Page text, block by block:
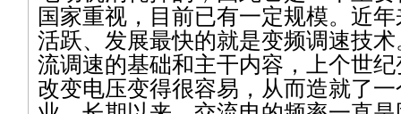
国家重视，目前已有一定规模。近
活跃、发展最快的就是变频调速技
流调速的基础和主干内容，上个世
改变电压变得很容易，从而造就了